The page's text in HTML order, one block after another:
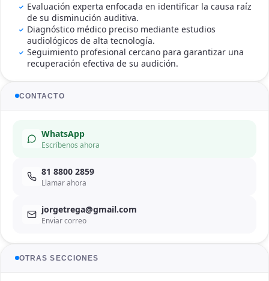
Evaluación experta enfocada en identificar la causa raíz
de su disminución auditiva.
Diagnóstico médico preciso mediante estudios
audiológicos de alta tecnología.
Seguimiento profesional cercano para garantizar una
recuperación efectiva de su audición.
CONTACTO
WhatsApp
Escríbenos ahora
81 8800 2859
Llamar ahora
jorgetrega@gmail.com
Enviar correo
OTRAS SECCIONES